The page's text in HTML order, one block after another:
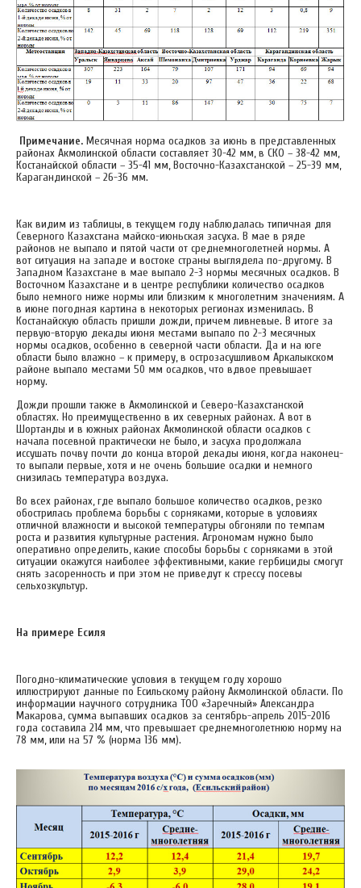
Примечание. Месячная норма осадков за июнь в представленных
районах Акмолинской области составляет 30-42 мм, в СКО – 38-42 мм,
Костанайской области – 35-41 мм, Восточно-Казахстанской – 25-39 мм,
Карагандинской – 26-36 мм.
Как видим из таблицы, в текущем году наблюдалась типичная для
Северного Казахстана майско-июньская засуха. В мае в ряде
районов не выпало и пятой части от среднемноголетней нормы. А
вот ситуация на западе и востоке страны выглядела по-другому. В
Западном Казахстане в мае выпало 2-3 нормы месячных осадков. В
Восточном Казахстане и в центре республики количество осадков
было немного ниже нормы или близким к многолетним значениям. А
в июне погодная картина в некоторых регионах изменилась. В
Костанайскую область пришли дожди, причем ливневые. В итоге за
первую-вторую декады июня местами выпало по 2-3 месячных
нормы осадков, особенно в северной части области. Да и на юге
области было влажно – к примеру, в острозасушливом Аркалыкском
районе выпало местами 50 мм осадков, что вдвое превышает
норму.
Дожди прошли также в Акмолинской и Северо-Казахстанской
областях. Но преимущественно в их северных районах. А вот в
Шортанды и в южных районах Акмолинской области осадков с
начала посевной практически не было, и засуха продолжала
иссушать почву почти до конца второй декады июня, когда наконец-
то выпали первые, хотя и не очень большие осадки и немного
снизилась температура воздуха.
Во всех районах, где выпало большое количество осадков, резко
обострилась проблема борьбы с сорняками, которые в условиях
отличной влажности и высокой температуры обгоняли по темпам
роста и развития культурные растения. Агрономам нужно было
оперативно определить, какие способы борьбы с сорняками в этой
ситуации окажутся наиболее эффективными, какие гербициды смогут
снять засоренность и при этом не приведут к стрессу посевы
сельхозкультур.
На примере Есиля
Погодно-климатические условия в текущем году хорошо
иллюстрируют данные по Есильскому району Акмолинской области. По
информации научного сотрудника ТОО «Заречный» Александра
Макарова, сумма выпавших осадков за сентябрь-апрель 2015-2016
года составила 214 мм, что превышает среднемноголетнюю норму на
78 мм, или на 57 % (норма 136 мм).